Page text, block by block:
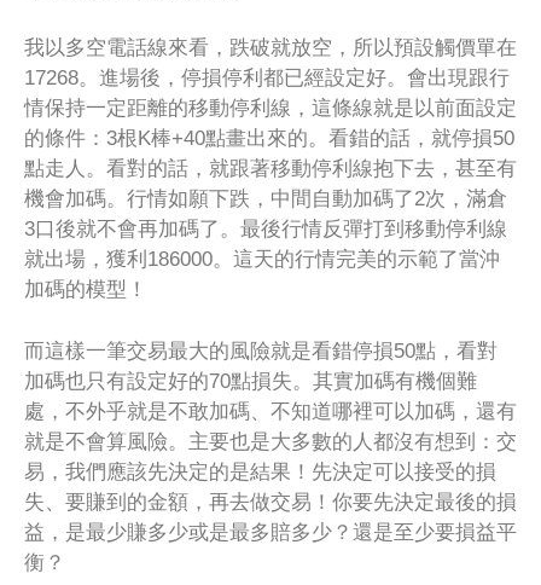
我以多空電話線來看，跌破就放空，所以預設觸價單在
17268。進場後，停損停利都已經設定好。會出現跟行
情保持一定距離的移動停利線，這條線就是以前面設定
的條件：3根K棒+40點畫出來的。看錯的話，就停損50
點走人。看對的話，就跟著移動停利線抱下去，甚至有
機會加碼。行情如願下跌，中間自動加碼了2次，滿倉
3口後就不會再加碼了。最後行情反彈打到移動停利線
就出場，獲利186000。這天的行情完美的示範了當沖
加碼的模型！
而這樣一筆交易最大的風險就是看錯停損50點，看對
加碼也只有設定好的70點損失。其實加碼有機個難
處，不外乎就是不敢加碼、不知道哪裡可以加碼，還有
就是不會算風險。主要也是大多數的人都沒有想到：交
易，我們應該先決定的是結果！先決定可以接受的損
失、要賺到的金額，再去做交易！你要先決定最後的損
益，是最少賺多少或是最多賠多少？還是至少要損益平
衡？